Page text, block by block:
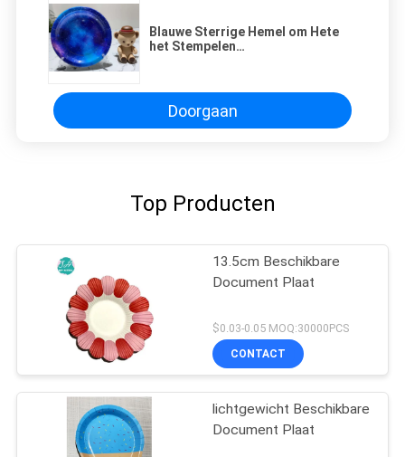
Blauwe Sterrige Hemel om Hete
het Stempelen
Doorgaan
Top Producten
13.5cm Beschikbare
Document Plaat
$0.03-0.05 MOQ:30000PCS
CONTACT
lichtgewicht Beschikbare
Document Plaat